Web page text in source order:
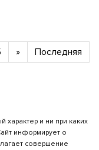
» Последняя
и ни при каких
информирует о
совершение